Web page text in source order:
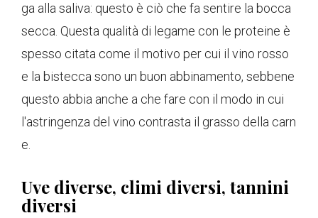
ga alla saliva: questo è ciò che fa sentire la bocca
secca. Questa qualità di legame con le proteine ​​è
spesso citata come il motivo per cui il vino rosso
e la bistecca sono un buon abbinamento, sebbene
questo abbia anche a che fare con il modo in cui
l'astringenza del vino contrasta il grasso della carn
e.
Uve diverse, climi diversi, tannini
diversi